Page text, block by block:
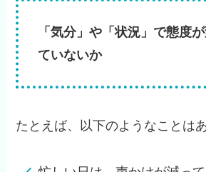
「気分」や「状況」で態度
ていないか
たとえば、以下のようなことは